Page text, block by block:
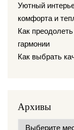
Уютный
комфорта и
Как
гармонии
Как выбрать
Архивы
Архивы